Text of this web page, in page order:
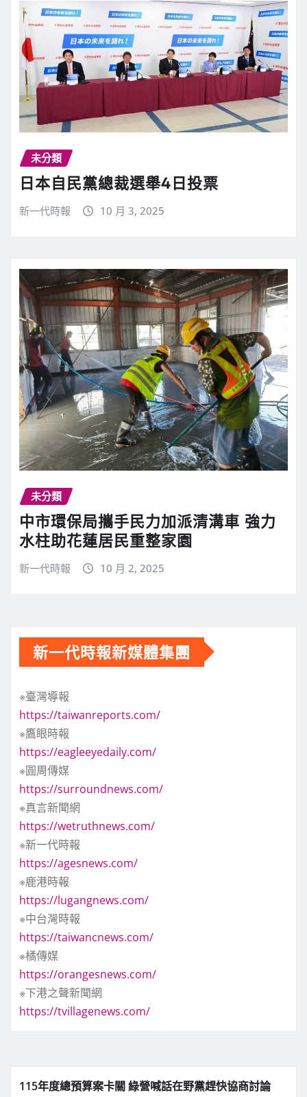
未分類
日本自民黨總裁選舉4日投票
新一代時報 10 月 3, 2025
未分類
中市環保局攜手民力加派清溝車 強力
水柱助花蓮居民重整家園
新一代時報 10 月 2, 2025
新一代時報新媒體集團
※臺灣導報
https://taiwanreports.com/
※鷹眼時報
https://eagleeyedaily.com/
※圓周傳媒
https://surroundnews.com/
※真言新聞網
https://wetruthnews.com/
※新一代時報
https://agesnews.com/
※鹿港時報
https://lugangnews.com/
※中台灣時報
https://taiwancnews.com/
※橘傳媒
https://orangesnews.com/
※下港之聲新聞網
https://tvillagenews.com/
115年度總預算案卡關 綠營喊話在野黨趕快協商討論